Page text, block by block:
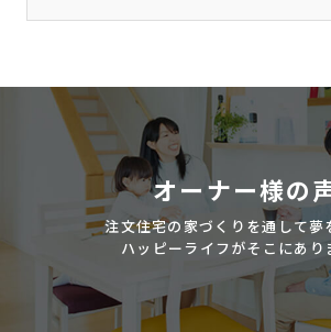
オーナー様の
注文住宅の家づくりを通して夢
ハッピーライフがそこにあり